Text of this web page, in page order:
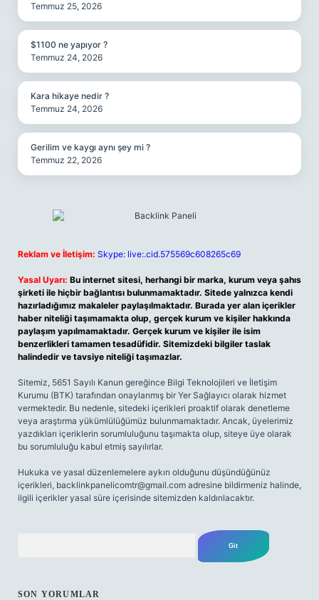
Temmuz 25, 2026
$1100 ne yapıyor ?
Temmuz 24, 2026
Kara hikaye nedir ?
Temmuz 24, 2026
Gerilim ve kaygı aynı şey mi ?
Temmuz 22, 2026
Reklam ve İletişim: Skype: live:.cid.575569c608265c69
Yasal Uyarı: Bu internet sitesi, herhangi bir marka, kurum veya şahıs
şirketi ile hiçbir bağlantısı bulunmamaktadır. Sitede yalnızca kendi
hazırladığımız makaleler paylaşılmaktadır. Burada yer alan içerikler
haber niteliği taşımamakta olup, gerçek kurum ve kişiler hakkında
paylaşım yapılmamaktadır. Gerçek kurum ve kişiler ile isim
benzerlikleri tamamen tesadüfidir. Sitemizdeki bilgiler taslak
halindedir ve tavsiye niteliği taşımazlar.
Sitemiz, 5651 Sayılı Kanun gereğince Bilgi Teknolojileri ve İletişim
Kurumu (BTK) tarafından onaylanmış bir Yer Sağlayıcı olarak hizmet
vermektedir. Bu nedenle, sitedeki içerikleri proaktif olarak denetleme
veya araştırma yükümlülüğümüz bulunmamaktadır. Ancak, üyelerimiz
yazdıkları içeriklerin sorumluluğunu taşımakta olup, siteye üye olarak
bu sorumluluğu kabul etmiş sayılırlar.
Hukuka ve yasal düzenlemelere aykırı olduğunu düşündüğünüz
içerikleri, backlinkpanelicomtr@gmail.com adresine bildirmeniz halinde,
ilgili içerikler yasal süre içerisinde sitemizden kaldırılacaktır.
SON YORUMLAR